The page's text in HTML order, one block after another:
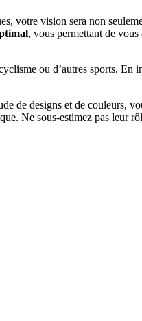
votre vision sera non
, vous permettant de
ou d’autres sports. En
de designs et de couleurs,
Ne sous-estimez pas leur